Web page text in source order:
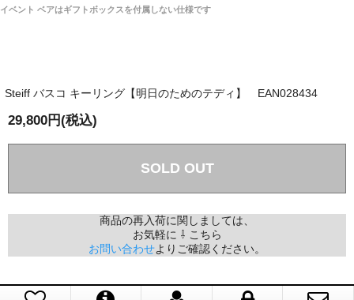
国内で一度検品をしますので、決済確認後、２～４
週間でのお届けとなります。
（稀に、通関手続き等に時間がかかり、納期が遅れる
注文のキャンセルは可能ですか？
お取り寄せ商品となっておりますため、仕入先へ発
「取り扱っているNetショップで一番信用出来
兵庫県 A・K 様 （女性）
「ベアちゃんの紹介分が丁寧に書かれていたこ
と（いつの作品など）」
埼玉県 K・I 様 （女性）
「購入してから商品到着までメールを何度か頂
イベント ベアはギフトボックスを付属しない仕様です
Steiff バスコ キーリング【明日のためのテディ】 EAN028434
29,800円(税込)
SOLD OUT
商品の再入荷に関しましては、
お気軽に ⇩ こちら
お問い合わせよりご確認ください。